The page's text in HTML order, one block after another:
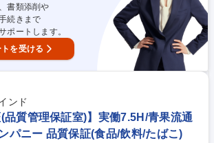
としてのキャリア構築も可能です。 募集職種
ルコール除菌、殺虫剤でお馴染みのフマキラー ◎W
書類添削や
続きまで
ポートします。
を受ける
ンド
(品質管理保証室)】実働7.5H/青果流通
パニー 品質保証(食品/飲料/たばこ)